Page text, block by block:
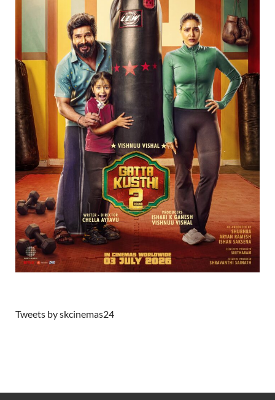
Tweets by skcinemas24